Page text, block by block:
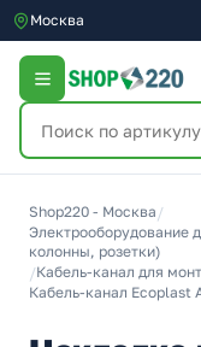
Москва
Shop220 - Москва /
Электрооборудование
колонны, розетки)
/Кабель-канал для
Кабель-канал Ecoplast